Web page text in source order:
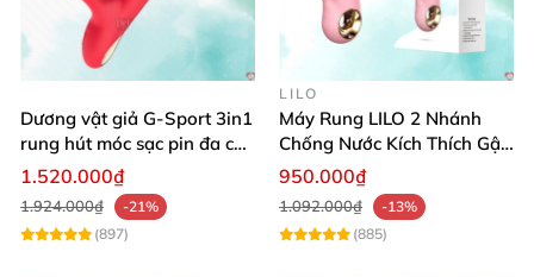
Dương vật giả G-Sport 3in1
rung hút móc sạc pin đa chế
độ
1.520.000₫
1.924.000₫
-21%
(897)
LILO
Máy Rung LILO 2 Nhánh
Chống Nước Kích Thích Gật
Gù Mạnh
950.000₫
1.092.000₫
-13%
(885)